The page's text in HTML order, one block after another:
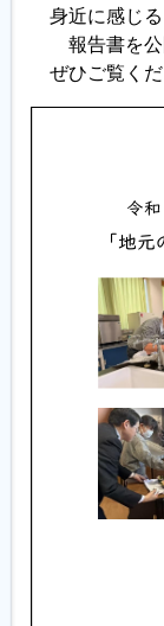
身近に感じ
報告書を公
ぜひご覧くだ